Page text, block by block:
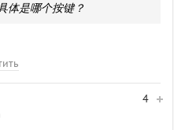
体是哪个按键？
4